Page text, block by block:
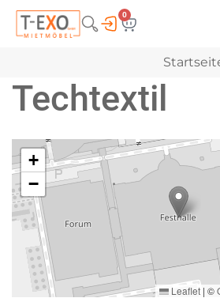
0
Techtextil
+
−
Leaflet | ©